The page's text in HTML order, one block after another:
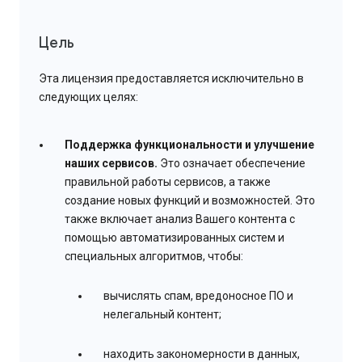
Цель
Эта лицензия предоставляется исключительно в
следующих целях:
Поддержка функциональности и улучшение
наших сервисов. Это означает обеспечение
правильной работы сервисов, а также
создание новых функций и возможностей. Это
также включает анализ Вашего контента с
помощью автоматизированных систем и
специальных алгоритмов, чтобы:
вычислять спам, вредоносное ПО и
нелегальный контент;
находить закономерности в данных,